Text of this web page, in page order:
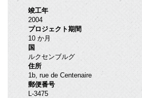
竣工年
2004
プロジェクト期間
10 か月
国
ルクセンブルグ
住所
1b, rue de Centenaire
郵便番号
L-3475